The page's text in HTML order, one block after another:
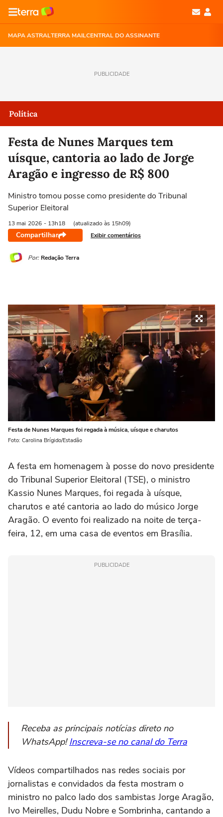
MAPA ASTRALTERRA MAILCENTRAL DO ASSINANTE
PUBLICIDADE
Política
Festa de Nunes Marques tem
uísque, cantoria ao lado de Jorge
Aragão e ingresso de R$ 800
Ministro tomou posse como presidente do Tribunal
Superior Eleitoral
13 mai 2026 - 13h18 (atualizado às 15h09)
Compartilhar Exibir comentários
Por: Redação Terra
Festa de Nunes Marques foi regada à música, uísque e charutos
Foto: Carolina Brígido/Estadão
A festa em homenagem à posse do novo presidente
do Tribunal Superior Eleitoral (TSE), o ministro
Kassio Nunes Marques, foi regada à uísque,
charutos e até cantoria ao lado do músico Jorge
Aragão. O evento foi realizado na noite de terça-
feira, 12, em uma casa de eventos em Brasília.
PUBLICIDADE
Receba as principais notícias direto no
WhatsApp!Inscreva-se no canal do Terra
Vídeos compartilhados nas redes sociais por
jornalistas e convidados da festa mostram o
ministro no palco lado dos sambistas Jorge Aragão,
Ivo Meirelles, Dudu Nobre e Sombrinha, cantando a